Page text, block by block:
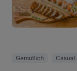
Gemütlich Casual